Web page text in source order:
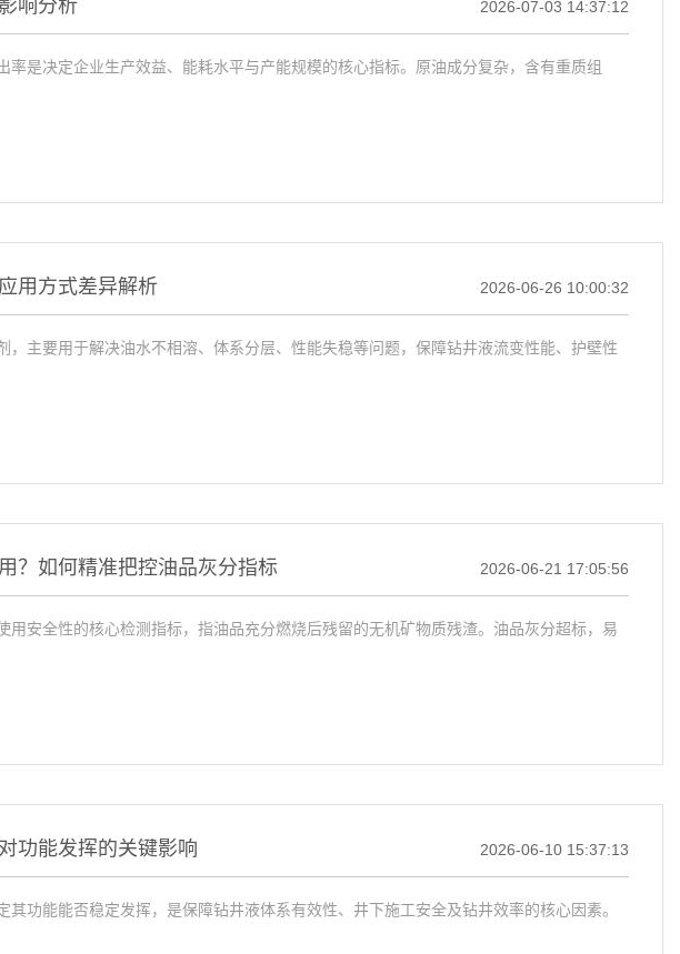
响分析 2026-07-03 14:37:12
是决定企业生产效益、能耗水平与产能规模的核心指标。原油成分复杂，含有重质组
用方式差异解析 2026-06-26 10:00:32
主要用于解决油水不相溶、体系分层、性能失稳等问题，保障钻井液流变性能、护壁性
？如何精准把控油品灰分指标 2026-06-21 17:05:56
安全性的核心检测指标，指油品充分燃烧后残留的无机矿物质残渣。油品灰分超标，易
功能发挥的关键影响 2026-06-10 15:37:13
功能能否稳定发挥，是保障钻井液体系有效性、井下施工安全及钻井效率的核心因素。